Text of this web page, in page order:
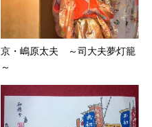
京・嶋原太夫 ～司大夫夢灯籠
～